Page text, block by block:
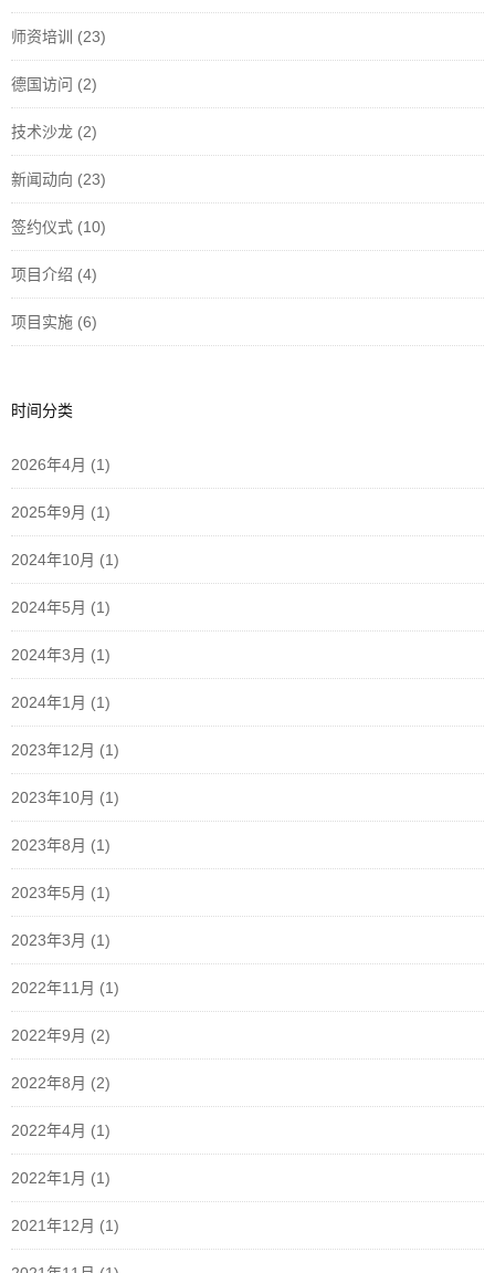
师资培训 (23)
德国访问 (2)
技术沙龙 (2)
新闻动向 (23)
签约仪式 (10)
项目介绍 (4)
项目实施 (6)
时间分类
2026年4月 (1)
2025年9月 (1)
2024年10月 (1)
2024年5月 (1)
2024年3月 (1)
2024年1月 (1)
2023年12月 (1)
2023年10月 (1)
2023年8月 (1)
2023年5月 (1)
2023年3月 (1)
2022年11月 (1)
2022年9月 (2)
2022年8月 (2)
2022年4月 (1)
2022年1月 (1)
2021年12月 (1)